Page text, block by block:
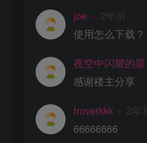
joe 2年前
使用怎么下载？
夜空中闪耀的星
感谢楼主分享
froverkkk 2年前
66666666